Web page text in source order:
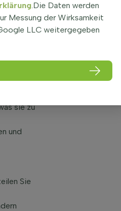
ist
bis
sie zu
und
Sie
.Die Daten werden
Messung der Wirksamkeit
LLC weitergegeben